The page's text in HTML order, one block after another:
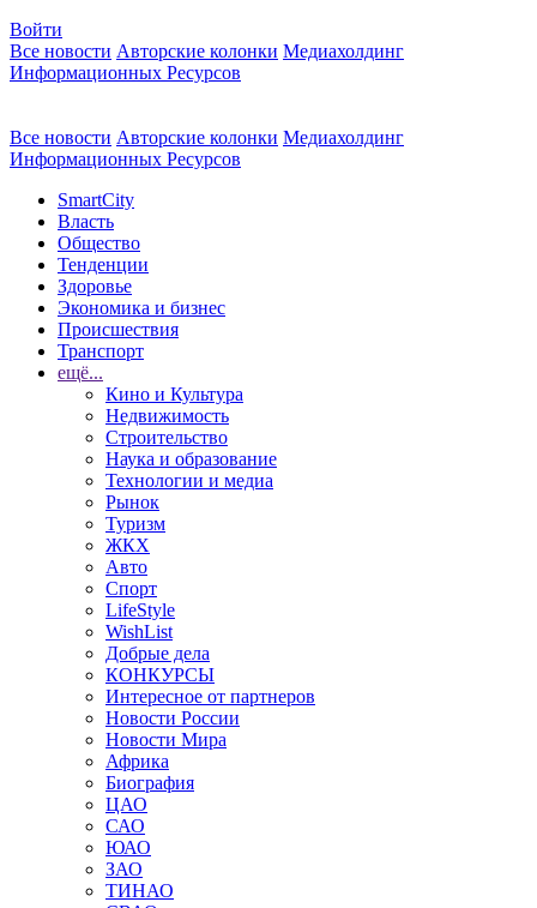
Войти
Все новости Авторские колонки Медиахолдинг
Информационных Ресурсов
Все новости Авторские колонки Медиахолдинг
Информационных Ресурсов
SmartCity
Власть
Общество
Тенденции
Здоровье
Экономика и бизнес
Происшествия
Транспорт
ещё...
Кино и Культура
Недвижимость
Строительство
Наука и образование
Технологии и медиа
Рынок
Туризм
ЖКХ
Авто
Спорт
LifeStyle
WishList
Добрые дела
КОНКУРСЫ
Интересное от партнеров
Новости России
Новости Мира
Африка
Биография
ЦАО
САО
ЮАО
ЗАО
ТИНАО